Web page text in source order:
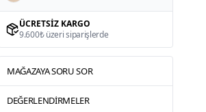
ÜCRETSIZ KARGO
9.600₺ üzeri siparişlerde
MAĞAZAYA SORU SOR
DEĞERLENDIRMELER